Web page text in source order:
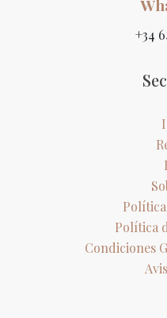
+34
Política
Condiciones